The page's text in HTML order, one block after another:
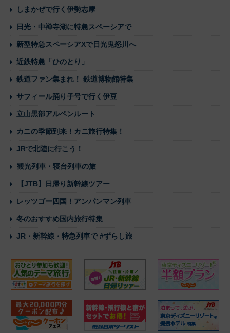
しまかぜで行く伊勢志摩
日光・中禅寺湖に特急スペーシアで
新型特急スペーシアXで日光鬼怒川へ
近鉄特急「ひのとり」
鉄道ファン集まれ！ 鉄道博物館特集
サフィール踊り子号で行く伊豆
立山黒部アルペンルート
カニの季節到来！カニ旅行特集！
JRで北陸に行こう！
観光列車・寝台列車の旅
【JTB】日帰り新幹線ツアー
レッツゴー四国！アンパンマン列車
冬のおすすめ国内旅行特集
JR・新幹線・特急列車で #ずらし旅